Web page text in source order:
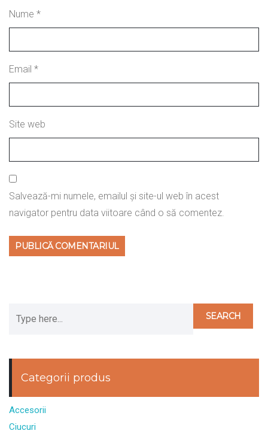
Nume *
Email *
Site web
Salvează-mi numele, emailul și site-ul web în acest
navigator pentru data viitoare când o să comentez.
Categorii produs
Accesorii
Ciucuri